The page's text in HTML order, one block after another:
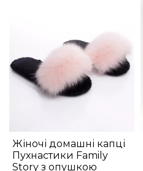
Жіночі домашні капці
Пухнастики Family
Story з опушкою